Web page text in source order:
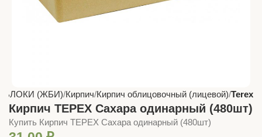
БЛОКИ (ЖБИ) Кирпич Кирпич облицовочный (лицевой) Terex
Кирпич ТЕРЕХ Сахара одинарный (480шт)
Купить Кирпич ТЕРЕХ Сахара одинарный (480шт)